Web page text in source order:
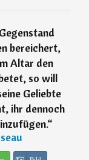
bereichert,
Altar den
so will
Geliebte
ihr dennoch
“